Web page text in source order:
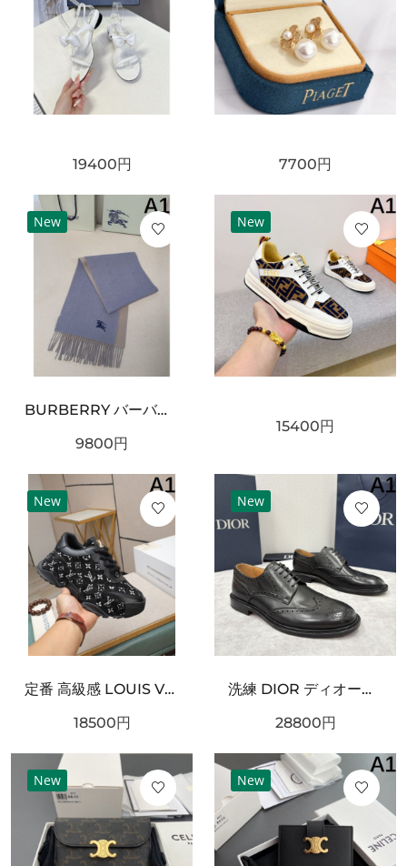
19400円 7700円
New
BURBERRY バーバリー コピー マフラー ライトブルー×グレー配色 ワンポイント騎士刺繍 フリンジ仕上げ 柔らかウール素材 上品な印象
9800円
New
15400円
New
定番 高級感 LOUIS VUITTON ルイヴィトン コピー スニーカー 上品 洗練
18500円
New
洗練 DIOR ディオール コピー ダービーシューズ ブラックレザー 光沢仕上げ 編み上げデザイン ボリュームソール 防滑仕様 フォーマルカジュアル兼用
28800円
New New